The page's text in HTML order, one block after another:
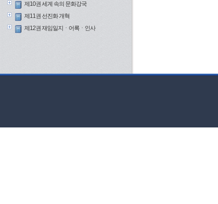
제10권 세계 속의 문화강국
제11권 선진화 개혁
제12권 재임일지ㆍ어록ㆍ인사